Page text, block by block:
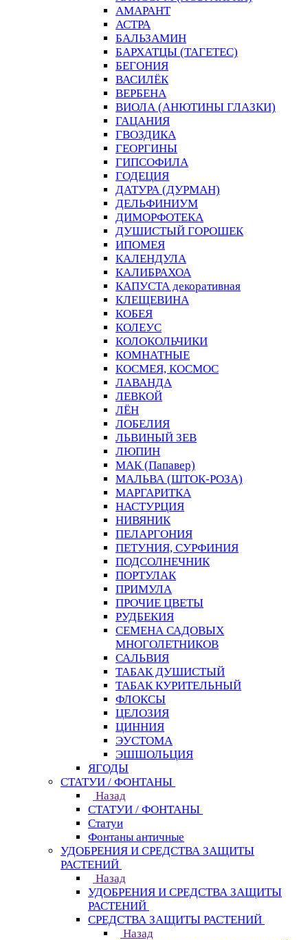
АМАРАНТ
АСТРА
БАЛЬЗАМИН
БАРХАТЦЫ (ТАГЕТЕС)
БЕГОНИЯ
ВАСИЛЁК
ВЕРБЕНА
ВИОЛА (АНЮТИНЫ ГЛАЗКИ)
ГАЦАНИЯ
ГВОЗДИКА
ГЕОРГИНЫ
ГИПСОФИЛА
ГОДЕЦИЯ
ДАТУРА (ДУРМАН)
ДЕЛЬФИНИУМ
ДИМОРФОТЕКА
ДУШИСТЫЙ ГОРОШЕК
ИПОМЕЯ
КАЛЕНДУЛА
КАЛИБРАХОА
КАПУСТА декоративная
КЛЕЩЕВИНА
КОБЕЯ
КОЛЕУС
КОЛОКОЛЬЧИКИ
КОМНАТНЫЕ
КОСМЕЯ, КОСМОС
ЛАВАНДА
ЛЕВКОЙ
ЛЁН
ЛОБЕЛИЯ
ЛЬВИНЫЙ ЗЕВ
ЛЮПИН
МАК (Папавер)
МАЛЬВА (ШТОК-РОЗА)
МАРГАРИТКА
НАСТУРЦИЯ
НИВЯНИК
ПЕЛАРГОНИЯ
ПЕТУНИЯ, СУРФИНИЯ
ПОДСОЛНЕЧНИК
ПОРТУЛАК
ПРИМУЛА
ПРОЧИЕ ЦВЕТЫ
РУДБЕКИЯ
СЕМЕНА САДОВЫХ
МНОГОЛЕТНИКОВ
САЛЬВИЯ
ТАБАК ДУШИСТЫЙ
ТАБАК КУРИТЕЛЬНЫЙ
ФЛОКСЫ
ЦЕЛОЗИЯ
ЦИННИЯ
ЭУСТОМА
ЭШШОЛЬЦИЯ
ЯГОДЫ
СТАТУИ / ФОНТАНЫ
Назад
СТАТУИ / ФОНТАНЫ
Статуи
Фонтаны античные
УДОБРЕНИЯ И СРЕДСТВА ЗАЩИТЫ
РАСТЕНИЙ
Назад
УДОБРЕНИЯ И СРЕДСТВА ЗАЩИТЫ
РАСТЕНИЙ
СРЕДСТВА ЗАЩИТЫ РАСТЕНИЙ
Назад